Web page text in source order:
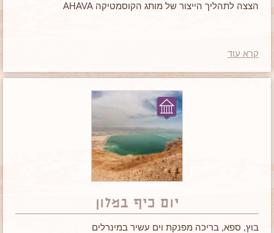
הצצה לתהליך הייצור של מותג הקוסמטיקה AHAVA
קרא עוד
יום כיף במלון
בוץ, ספא, בריכה מפנקת וים עשיר במינרלים